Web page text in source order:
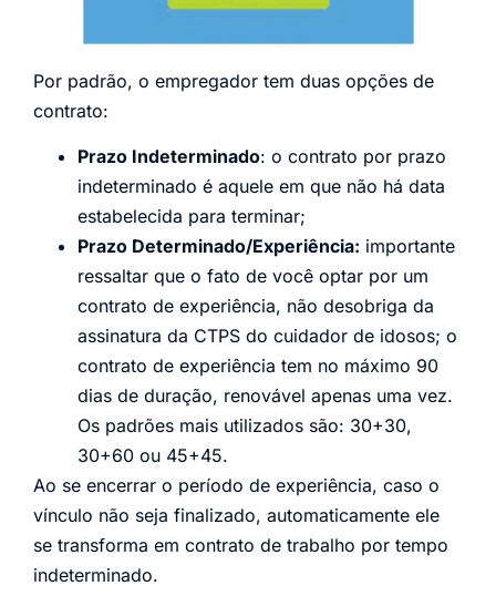
Por padrão, o empregador tem duas opções de
contrato:
Prazo Indeterminado: o contrato por prazo
indeterminado é aquele em que não há data
estabelecida para terminar;
Prazo Determinado/Experiência: importante
ressaltar que o fato de você optar por um
contrato de experiência, não desobriga da
assinatura da CTPS do cuidador de idosos; o
contrato de experiência tem no máximo 90
dias de duração, renovável apenas uma vez.
Os padrões mais utilizados são: 30+30,
30+60 ou 45+45.
Ao se encerrar o período de experiência, caso o
vínculo não seja finalizado, automaticamente ele
se transforma em contrato de trabalho por tempo
indeterminado.